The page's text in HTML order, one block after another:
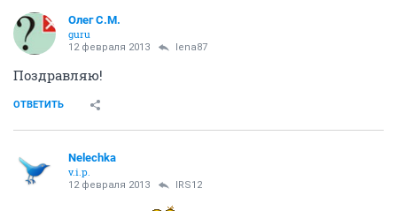
Олег С.М.
guru
12 февраля 2013 lena87
Поздравляю!
ОТВЕТИТЬ
Nelechka
v.i.p.
12 февраля 2013 IRS12